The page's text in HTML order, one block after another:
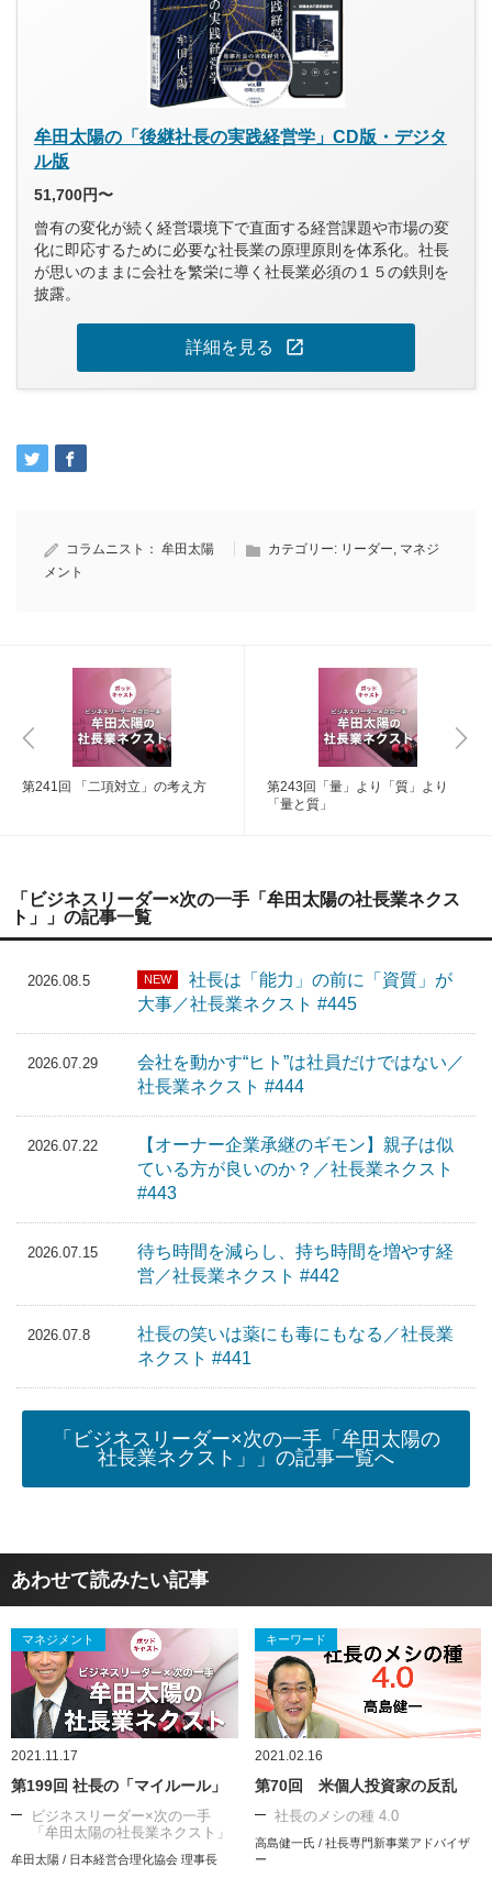
牟田太陽の「後継社長の実践経営学」CD版・デジタ
ル版
51,700円〜
曾有の変化が続く経営環境下で直面する経営課題や市場の変
化に即応するために必要な社長業の原理原則を体系化。社長
が思いのままに会社を繁栄に導く社長業必須の１５の鉄則を
披露。
詳細を見る open_in_new
コラムニスト： 牟田太陽 カテゴリー: リーダー, マネジ
メント
第241回 「二項対立」の考え方
第243回「量」より「質」より
「量と質」
「ビジネスリーダー×次の一手「牟田太陽の社長業ネクス
ト」」の記事一覧
2026.08.5 NEW
社長は「能力」の前に「資質」が
大事／社長業ネクスト #445
2026.07.29
会社を動かす“ヒト”は社員だけではない／
社長業ネクスト #444
2026.07.22
【オーナー企業承継のギモン】親子は似
ている方が良いのか？／社長業ネクスト
#443
2026.07.15
待ち時間を減らし、持ち時間を増やす経
営／社長業ネクスト #442
2026.07.8
社長の笑いは薬にも毒にもなる／社長業
ネクスト #441
「ビジネスリーダー×次の一手「牟田太陽の
社長業ネクスト」」の記事一覧へ
あわせて読みたい記事
マネジメント
2021.11.17
第199回 社長の「マイルール」
ビジネスリーダー×次の一手
「牟田太陽の社長業ネクスト」
牟田太陽 / 日本経営合理化協会 理事長
キーワード
2021.02.16
第70回 米個人投資家の反乱
社長のメシの種 4.0
高島健一氏 / 社長専門新事業アドバイザ
ー